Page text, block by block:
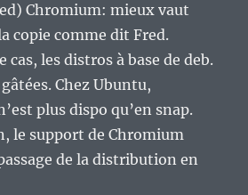
Chromium: mieux vaut
copie comme dit Fred.
cas, les distros à base de deb.
Chez Ubuntu,
plus dispo qu’en snap.
le support de Chromium
de la distribution en